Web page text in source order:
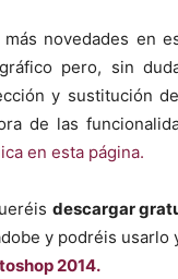
más novedades en
pero, sin
y sustitución
de las
en esta página.
descargar
y podréis usarlo
2014.